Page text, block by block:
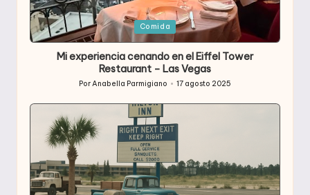
Publicada
en
Comida
Mi experiencia cenando en el Eiffel Tower
Restaurant – Las Vegas
Publicado
PorAnabella Parmigiano 17 agosto 2025